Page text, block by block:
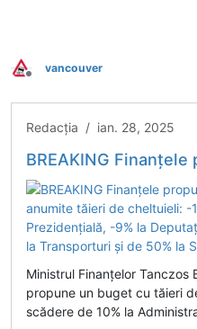
Deconectat
vancouver
Redacția / ian. 28, 2025
BREAKING Finanțele propun un buget pe 2025 cu anumite tăieri de cheltuieli: -10% la
Ministrul Finanțelor Tanczos
propune un buget cu tăieri
scădere de 10% la